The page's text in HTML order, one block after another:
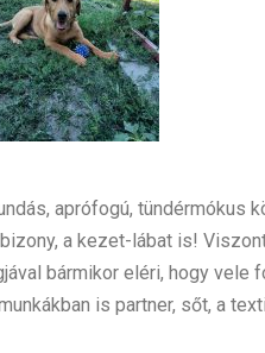
aprófogú, tündérmókus
a kezet-lábat is!
bármikor eléri, hogy vele
is partner, sőt, a